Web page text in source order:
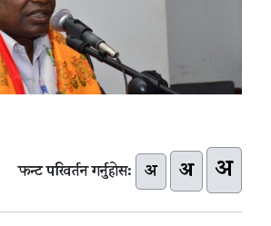
फन्ट परिवर्तन गर्नुहोस: अ अ अ